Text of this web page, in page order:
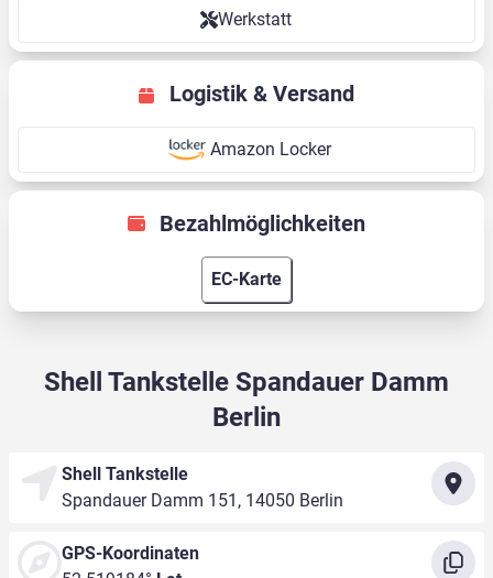
Werkstatt
Logistik & Versand
Amazon Locker
Bezahlmöglichkeiten
EC-Karte
Shell Tankstelle Spandauer Damm
Berlin
Shell Tankstelle
Spandauer Damm 151, 14050 Berlin
GPS-Koordinaten